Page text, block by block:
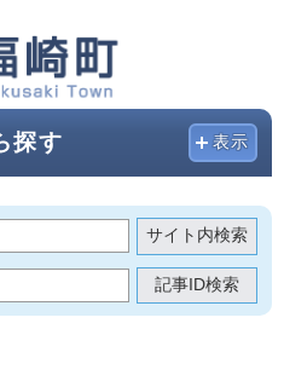
探す 表示
サイト内検索
記事ID検索